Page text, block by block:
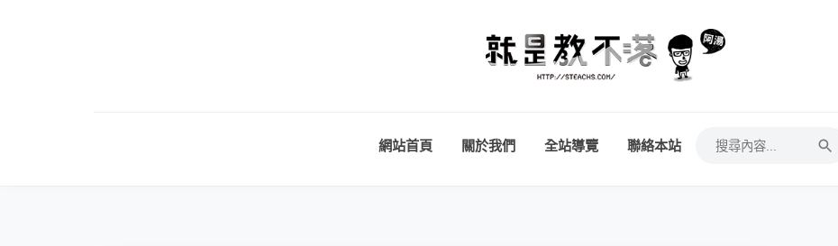
網站首頁 關於我們 全站導覽 聯絡本站